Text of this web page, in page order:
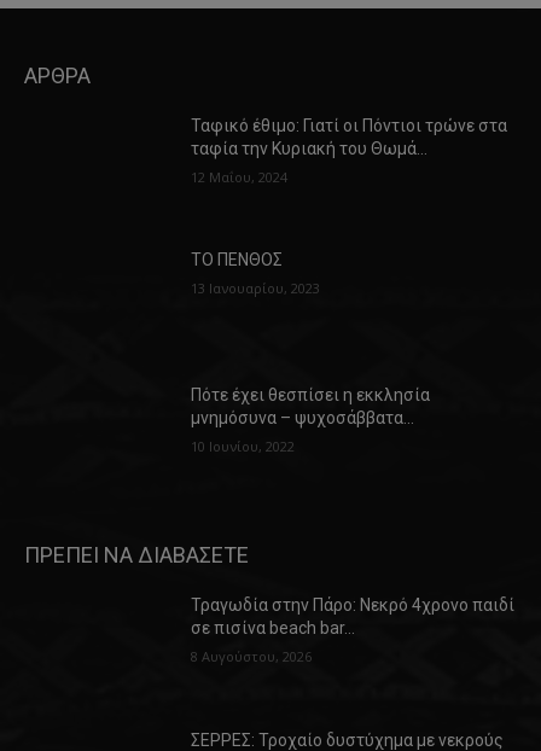
ΑΡΘΡΑ
Ταφικό έθιμο: Γιατί οι Πόντιοι τρώνε στα
ταφία την Κυριακή του Θωμά…
12 Μαΐου, 2024
ΤΟ ΠΕΝΘΟΣ
13 Ιανουαρίου, 2023
Πότε έχει θεσπίσει η εκκλησία
μνημόσυνα – ψυχοσάββατα…
10 Ιουνίου, 2022
ΠΡΕΠΕΙ ΝΑ ΔΙΑΒΑΣΕΤΕ
Τραγωδία στην Πάρο: Νεκρό 4χρονο παιδί
σε πισίνα beach bar…
8 Αυγούστου, 2026
ΣΕΡΡΕΣ: Τροχαίο δυστύχημα με νεκρούς